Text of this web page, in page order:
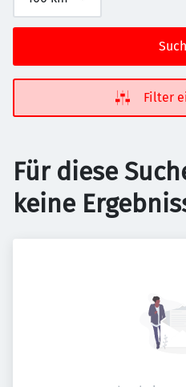
Filter
Für diese
keine